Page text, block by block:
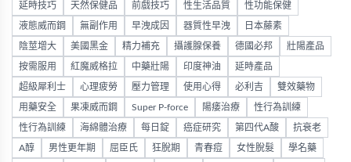
延時技巧 天然保健品 前戲技巧 性生活品質 性功能保健
液態威而鋼 無副作用 早洩成因 器質性早洩 日本藤素
陰莖增大 美國黑金 精力補充 攝護腺保養 德國必邦 壯陽產品
按需服用 紅魔威格拉 中藥壯陽 印度神油 延時產品
超級犀利士 心理疲勞 壓力管理 使用心得 必利吉 雙效藥物
用藥安全 果凍威而鋼 Super P-force 陽痿治療 性行為訓練
性行為訓練 海綿體治療 每日錠 癌症研究 第四代A酸 抗衰老
A醇 男性更年期 屈臣氏 狂脫期 青春痘 女性脫髮 學名藥